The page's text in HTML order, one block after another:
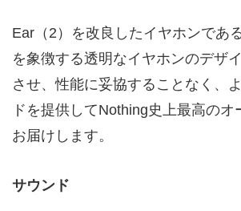
Ear（2）を改良したイヤホンであ
を象徴する透明なイヤホンのデザ
させ、性能に妥協することなく、
ドを提供してNothing史上最高のオ
お届けします。
サウンド